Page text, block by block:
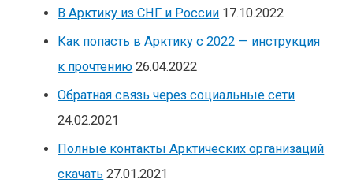
В Арктику из СНГ и России 17.10.2022
Как попасть в Арктику с 2022 — инструкция
к прочтению 26.04.2022
Обратная связь через социальные сети
24.02.2021
Полные контакты Арктических организаций
скачать 27.01.2021